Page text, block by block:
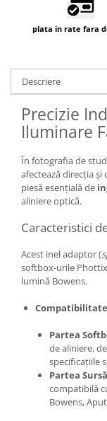
Huse protectie filtre
Accesorii Aparate
Carduri memorie
Cititoare carduri
Huse protectie
Grip-uri
Telecomenzi
LCD protectie
Recordere audio
Acumulatori AA/
incarcatoare
Incarcatoare
Huse protectie
Tablete grafice
Adaptoare pentru
plata in rate fara
Descriere
Precizie
Iluminare
În fotografia de
afectează direcția
piesă esențială de
aliniere optică.
Caracteristici
Acest inel adaptor (
softbox-urile
lumină Bowens.
Partea
de aliniere,
specificațiile
Partea
compatibilă
Bowens,